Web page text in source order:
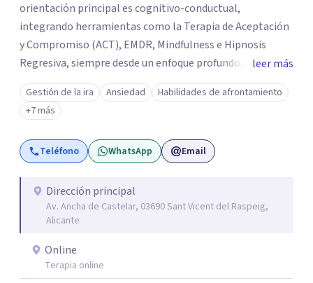
orientación principal es cognitivo-conductual,
integrando herramientas como la Terapia de Aceptación
y Compromiso (ACT), EMDR, Mindfulness e Hipnosis
Regresiva, siempre desde un enfoque profundo,
respetuoso y adaptado a cada persona. También
acompaño procesos de crecimiento personal y terapia
del alma orientados al trabajo emocional, la búsqueda de
sentido, el autoconocimiento y la conexión interior. Mi
objetivo es ayudar a las personas a comprenderse mejor,
necesarios para vivir con mayor equilibrio y plenitud.
leer más
Gestión de la ira Ansiedad
Habilidades de afrontamiento
+7 más
Teléfono WhatsApp Email
Dirección principal
Av. Ancha de Castelar, 03690 Sant Vicent del Raspeig,
Alicante
Online
Terapia online